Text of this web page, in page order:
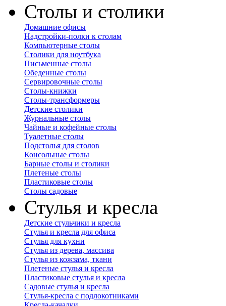
Столы и столики
Домашние офисы
Надстройки-полки к столам
Компьютерные столы
Столики для ноутбука
Письменные столы
Обеденные столы
Сервировочные столы
Столы-книжки
Столы-трансформеры
Детские столики
Журнальные столы
Чайные и кофейные столы
Туалетные столы
Подстолья для столов
Консольные столы
Барные столы и столики
Плетеные столы
Пластиковые столы
Столы садовые
Стулья и кресла
Детские стульчики и кресла
Стулья и кресла для офиса
Стулья для кухни
Стулья из дерева, массива
Стулья из кожзама, ткани
Плетеные стулья и кресла
Пластиковые стулья и кресла
Садовые стулья и кресла
Стулья-кресла с подлокотниками